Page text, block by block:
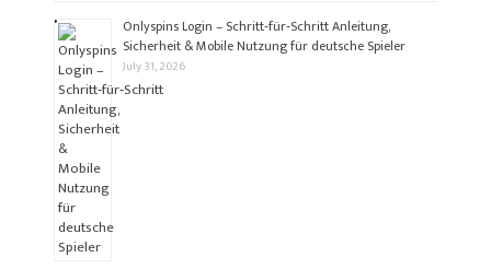
Onlyspins Login – Schritt‑für‑Schritt Anleitung,
Sicherheit & Mobile Nutzung für deutsche Spieler
July 31, 2026